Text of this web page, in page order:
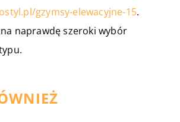
gzymsy-elewacyjne-15.
naprawdę szeroki wybór